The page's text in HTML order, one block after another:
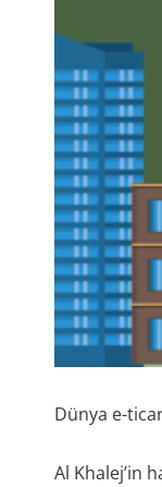
Dünya e-
Al Khalej’in